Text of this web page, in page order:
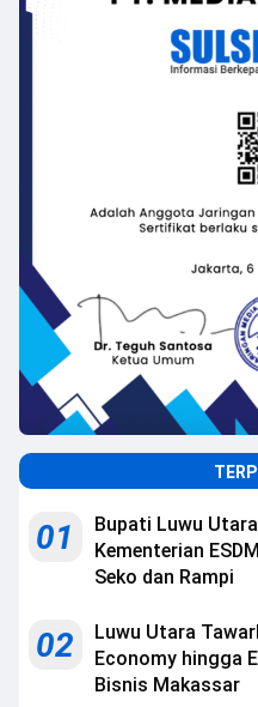
01
Bupati Luwu
Kementerian
Seko dan Rampi
02
Luwu Utara
Economy hingga
Bisnis Makassar